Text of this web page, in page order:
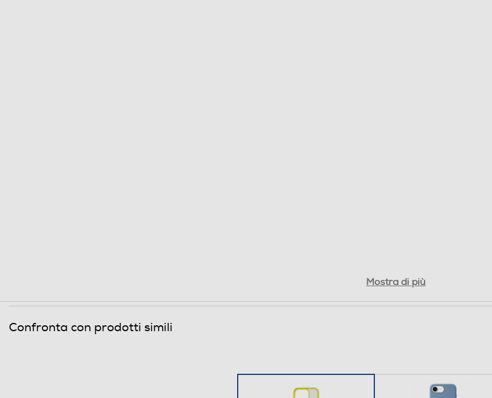
Mostra di più
Confronta con prodotti simili